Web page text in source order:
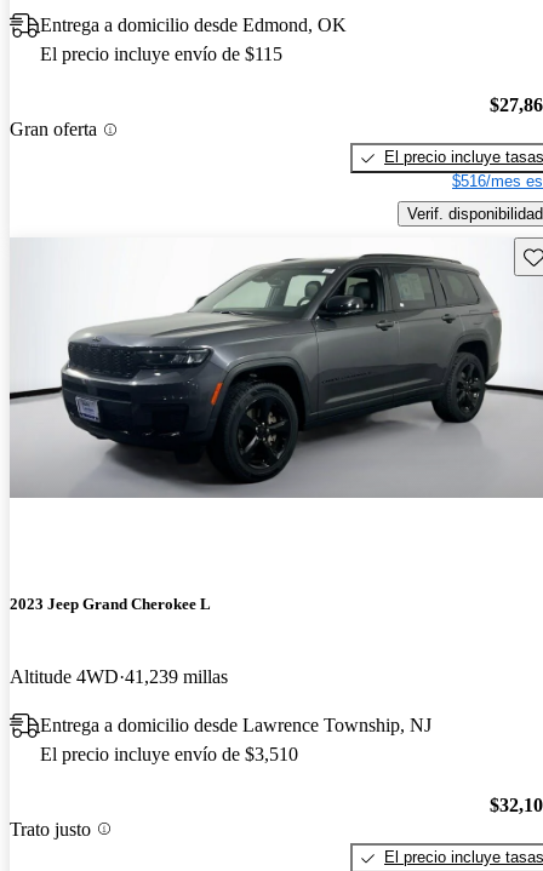
Entrega a domicilio desde Edmond, OK
El precio incluye envío de $115
Gran oferta
El precio incluye tasas
$516/mes
Verif. disponibilidad
2023 Jeep Grand Cherokee L
Altitude 4WD 41,239 millas
Entrega a domicilio desde Lawrence Township, NJ
El precio incluye envío de $3,510
Trato justo
El precio incluye tasas